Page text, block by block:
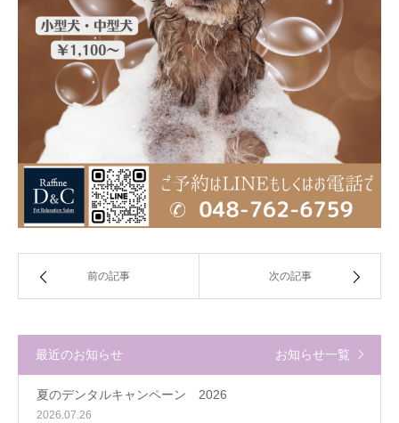
前の記事 次の記事
最近のお知らせ お知らせ一覧
夏のデンタルキャンペーン 2026
2026.07.26